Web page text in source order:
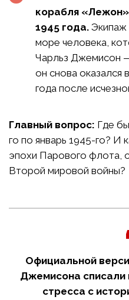
корабля
1945 года. Экипаж
море человека,
Чарльз Джемисон
он снова оказался
года после
Главный вопрос: Где
го по январь 1945-го? И
эпохи Парового флота,
Второй мировой войны?
Официальной
Джемисона списали
стресса с